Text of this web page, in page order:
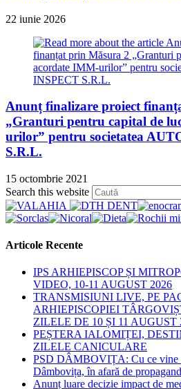
22 iunie 2026
Anunț finalizare proiect
„Granturi pentru capital de
urilor” pentru societatea
S.R.L.
15 octombrie 2021
Search this website
Articole Recente
IPS ARHIEPISCOP ȘI
VIDEO, 10-11 AUGUST 2026
TRANSMISIUNI LIVE, PE
ARHIEPISCOPIEI
ZILELE DE 10 ȘI 11 AUGUST
PEȘTERA IALOMIȚEI,
ZILELE CANICULARE
PSD DÂMBOVIȚA: Cu ce vine
Dâmbovița, în afară de
Anunț luare decizie impact de